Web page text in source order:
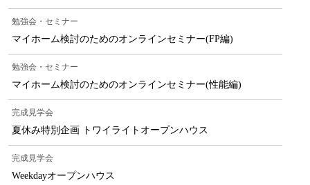
勉強会・セミナー
マイホーム検討のためのオンラインセミナー(FP編)
勉強会・セミナー
マイホーム検討のためのオンラインセミナー(性能編)
完成見学会
夏休み特別企画 トワイライトオープンハウス
完成見学会
Weekdayオープンハウス